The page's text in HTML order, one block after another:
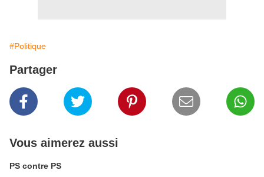
#Politique
Partager
Vous aimerez aussi
PS contre PS